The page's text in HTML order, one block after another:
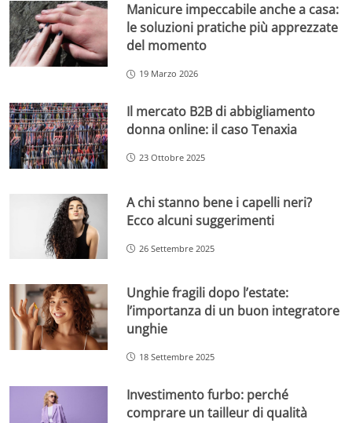
Manicure impeccabile anche a casa:
le soluzioni pratiche più apprezzate
del momento
19 Marzo 2026
Il mercato B2B di abbigliamento
donna online: il caso Tenaxia
23 Ottobre 2025
A chi stanno bene i capelli neri?
Ecco alcuni suggerimenti
26 Settembre 2025
Unghie fragili dopo l’estate:
l’importanza di un buon integratore
unghie
18 Settembre 2025
Investimento furbo: perché
comprare un tailleur di qualità